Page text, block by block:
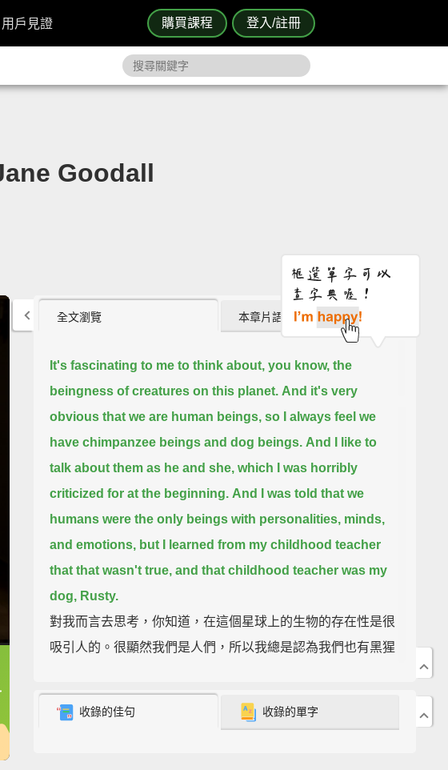
購買課程 登入/註冊
用戶見證
Goodall
全文瀏覽 本章片語 (0)
It's fascinating to me to think about, you know, the
beingness of creatures on this planet. And it's very
obvious that we are human beings, so I always feel we
have chimpanzee beings and dog beings. And I like to
talk about them as he and she, which I was horribly
criticized for at the beginning. And I was told that we
humans were the only beings with personalities, minds,
and emotions, but I learned from my childhood teacher
that that wasn't true, and that childhood teacher was my
dog, Rusty.
對我而言去思考，你知道，在這個星球上的生物的存在性是很
吸引人的。很顯然我們是人們，所以我總是認為我們也有黑猩
來討論，為此我在一開始受到嚴苛的批判。有人告訴我，我們
人類是唯一擁有個性、思想、以及情感的生物，但我從我的童
收錄的佳句 收錄的單字